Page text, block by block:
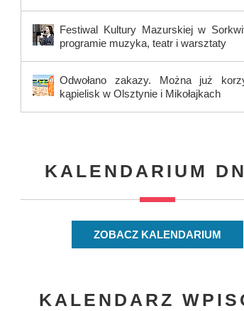
Festiwal Kultury Mazurskiej w
programie muzyka, teatr i warsztaty
Odwołano zakazy. Można już
kąpielisk w Olsztynie i Mikołajkach
KALENDARIUM
ZOBACZ KALENDARIUM
KALENDARZ